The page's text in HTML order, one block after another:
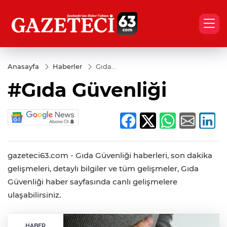
Anasayfa Haberler
Gıda
#Gıda Güvenliği
gazeteci63.com - Gıda Güvenliği haberleri, son dakika
gelişmeleri, detaylı bilgiler ve tüm gelişmeler, Gıda
Güvenliği haber sayfasında canlı gelişmelere
ulaşabilirsiniz.